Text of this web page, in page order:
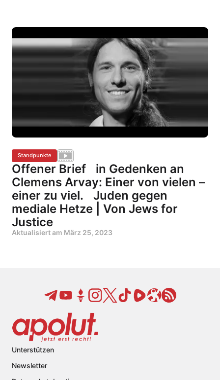
Standpunkte
Offener Brief in Gedenken an
Clemens Arvay: Einer von vielen –
einer zu viel. Juden gegen
mediale Hetze | Von Jews for
Justice
Aktualisiert am März 25, 2023
Unterstützen
Newsletter